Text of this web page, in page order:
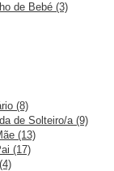
de Bebé (3)
(8)
de Solteiro/a (9)
(13)
(17)
(4)